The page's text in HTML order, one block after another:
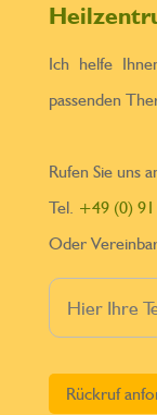
Ich helfe
passenden
Rufen Sie uns
Tel. +49 (0)
Oder